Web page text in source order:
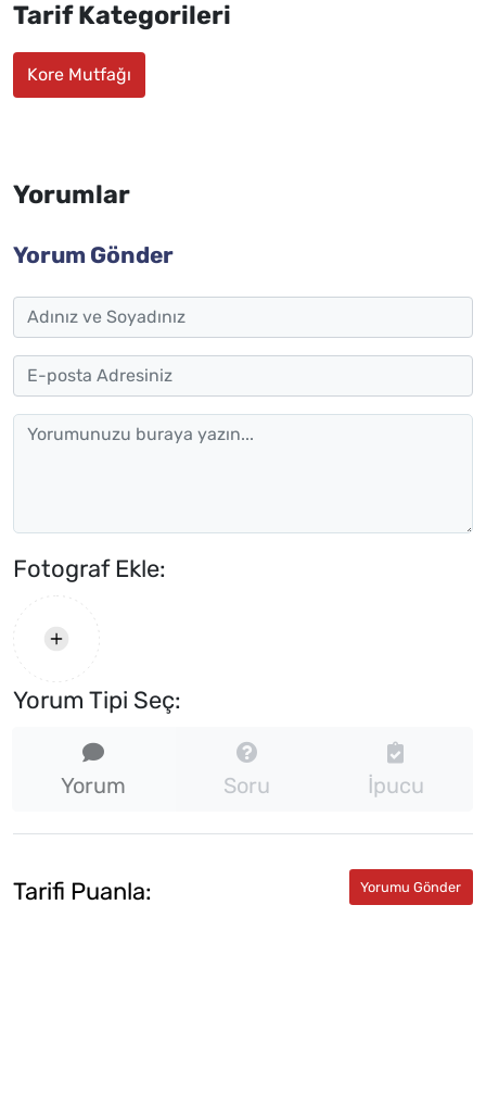
Tarif Kategorileri
Kore Mutfağı
Yorumlar
Yorum Gönder
Fotograf Ekle:
Yorum Tipi Seç:
Yorum Soru İpucu
Tarifi Puanla: